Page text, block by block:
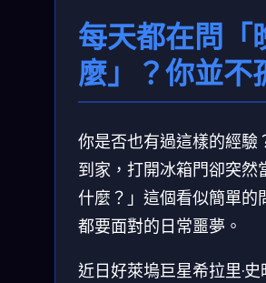
每天都在問「
麼」？你並不
你是否也有過這樣的經驗
到家，打開冰箱門卻突
什麼？」這個看似簡單的
都要面對的日常噩夢。
近日好萊塢巨星希拉里·